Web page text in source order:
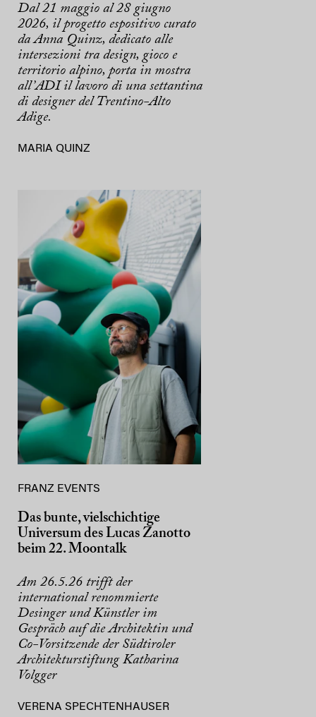
Dal 21 maggio al 28 giugno
2026, il progetto espositivo curato
da Anna Quinz, dedicato alle
intersezioni tra design, gioco e
territorio alpino, porta in mostra
all’ADI il lavoro di una settantina
di designer del Trentino-Alto
Adige.
MARIA QUINZ
FRANZ EVENTS
Das bunte, vielschichtige
Universum des Lucas Zanotto
beim 22. Moontalk
Am 26.5.26 trifft der
international renommierte
Desinger und Künstler im
Gespräch auf die Architektin und
Co-Vorsitzende der Südtiroler
Architekturstiftung Katharina
Volgger
VERENA SPECHTENHAUSER